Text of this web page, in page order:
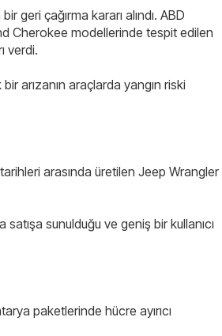
geri çağırma kararı alındı. ABD
Cherokee modellerinde tespit edilen
verdi.
arızanın araçlarda yangın riski
arasında üretilen Jeep Wrangler
sunulduğu ve geniş bir kullanıcı
paketlerinde hücre ayırıcı